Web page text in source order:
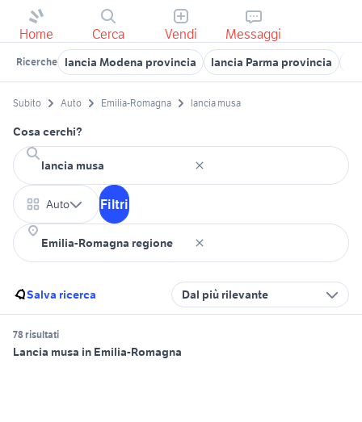
Home Cerca Vendi Messaggi
Ricerche lancia Modena provincia lancia Parma provincia
Subito Auto Emilia-Romagna lancia musa
Cosa cerchi?
Auto Filtri
Salva ricerca Dal più rilevante
78 risultati
Lancia musa in Emilia-Romagna